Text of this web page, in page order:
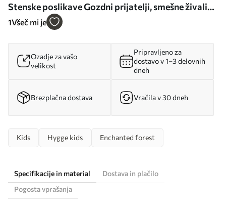
Stenske poslikave Gozdni prijatelji, smešne živali
Št. u96850
1Všeč mi je
Ozadje za vašo
velikost
Pripravljeno za
dostavo v 1–3 delovnih
dneh
Brezplačna dostava Vračila v 30 dneh
Kids Hygge kids Enchanted forest
Specifikacije in material
Dostava in plačilo
Pogosta vprašanja